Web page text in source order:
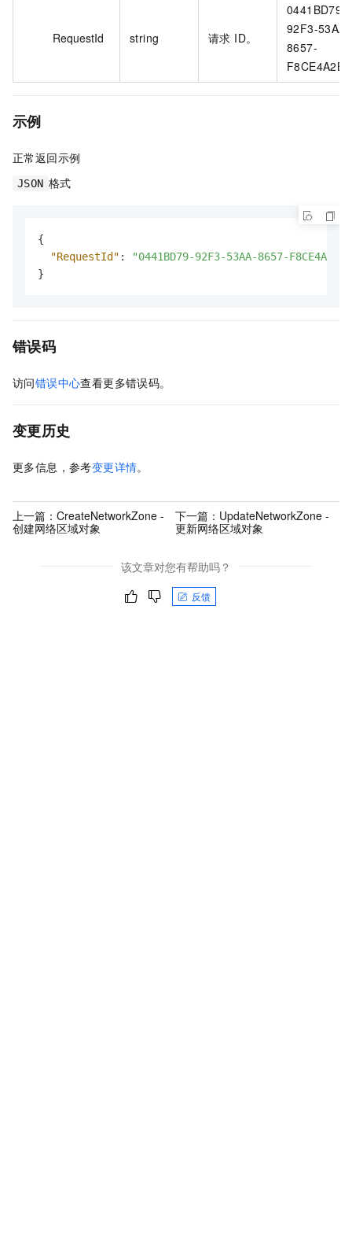
RequestId string 请求 ID。
0441BD79-
92F3-53AA-
8657-
示例
正常返回示例
JSON 格式
{
"RequestId" :
"0441BD79-92F3-53AA-8657-
}
错误码
访问错误中心查看更多错误码。
变更历史
更多信息，参考变更详情。
上一篇： CreateNetworkZone -
创建网络区域对象
下一篇： UpdateNetworkZone -
更新网络区域对象
该文章对您有帮助吗？
反馈